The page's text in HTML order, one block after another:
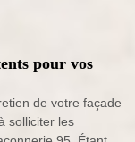
pour vos
de votre façade
solliciter les